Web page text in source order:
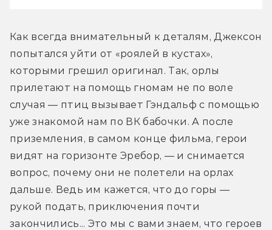
Как всегда внимательный к деталям, Джексон
попытался уйти от «роялей в кустах»,
которыми грешил оригинал. Так, орлы
прилетают на помощь гномам не по воле
случая — птиц вызывает Гэндальф с помощью
уже знакомой нам по ВК бабочки. А после
приземления, в самом конце фильма, герои
видят на горизонте Эребор, — и снимается
вопрос, почему они не полетели на орлах
дальше. Ведь им кажется, что до горы —
рукой подать, приключения почти
закончились... Это мы с вами знаем, что героев